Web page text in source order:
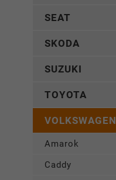
SEAT
SKODA
SUZUKI
TOYOTA
VOLKSWAGEN
Amarok
Caddy